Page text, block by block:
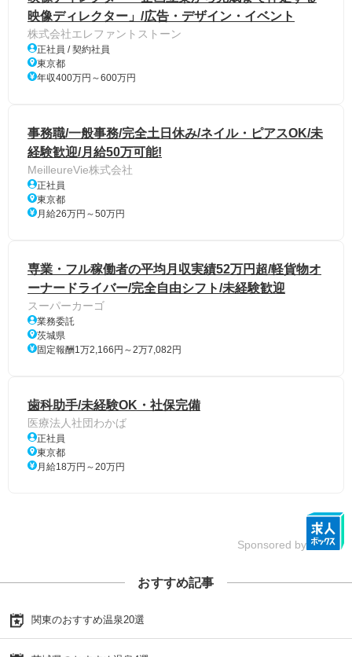
映像ディレクター」/広告・デザイン・イベント
株式会社エレファントストーン
正社員 / 契約社員
東京都
年収400万円～600万円
事務職/一般事務/完全土日休み/ネイル・ピアスOK/未
経験歓迎/月給50万可能!
MeilleureVie株式会社
正社員
東京都
月給26万円～50万円
専業・フル稼働者の平均月収実績52万円超/軽貨物オ
ーナードライバー/完全自由シフト/未経験歓迎
スーパーカーゴ
業務委託
茨城県
固定報酬1万2,166円～2万7,082円
歯科助手/未経験OK・社保完備
医療法人社団わかば
正社員
東京都
月給18万円～20万円
Sponsored by
おすすめ記事
関東のおすすめ温泉20選